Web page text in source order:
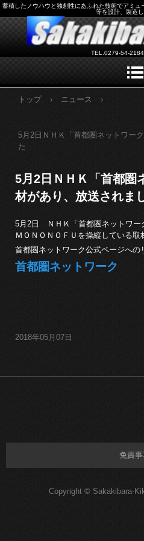
蓄積したノウハウと独創性にあふれた技術でアミ
等を設計、製造し
TEL.0279-54-
トップ › ニュース ›
5月2日ＮＨＫ「首都圏ネットワー
た
5月2日ＮＨＫ「首都圏
材があり、放送されま
5月2日 ＮＨＫ「首都圏ネットワー
ＭＯＮＯＮＯＦＵを操縦している取
首都圏ネットワーク公式ページへの
首都圏ネットワーク
2018年05月07日
免責
Copyright © Sakakibara-